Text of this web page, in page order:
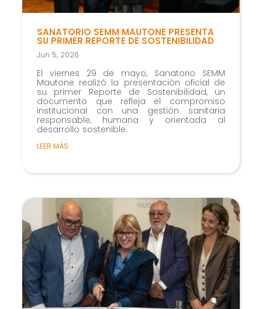
SANATORIO SEMM MAUTONE PRESENTA
SU PRIMER REPORTE DE SOSTENIBILIDAD
Jun 5, 2026
El viernes 29 de mayo, Sanatorio SEMM
Mautone realizó la presentación oficial de
su primer Reporte de Sostenibilidad, un
documento que refleja el compromiso
institucional con una gestión sanitaria
responsable, humana y orientada al
desarrollo sostenible.
LEER MÁS